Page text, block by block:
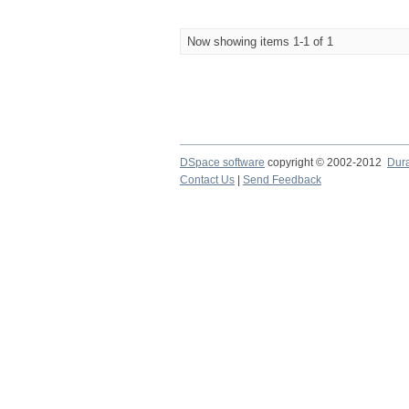
Now showing items 1-1 of 1
DSpace software copyright © 2002-2012
Contact Us
Send Feedback